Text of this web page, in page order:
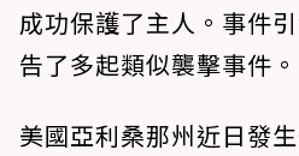
成功保護了主人。事件
告了多起類似襲擊事件。
美國亞利桑那州近日發